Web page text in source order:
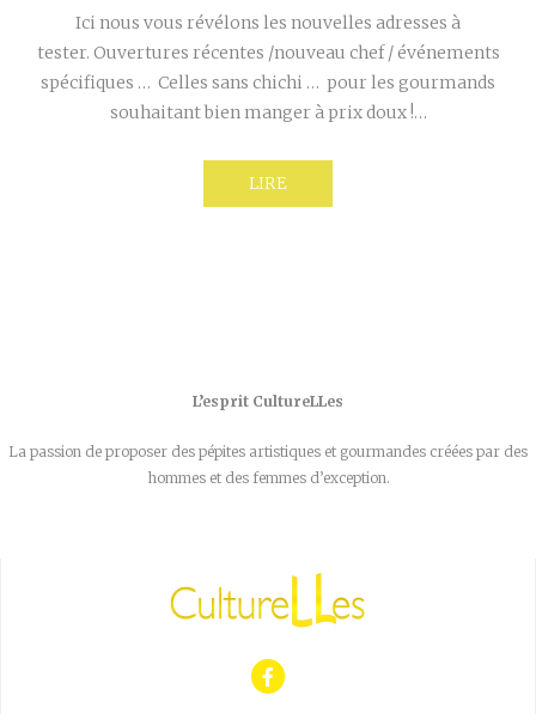
Ici nous vous révélons les nouvelles adresses à
tester. Ouvertures récentes /nouveau chef / événements
spécifiques … Celles sans chichi … pour les gourmands
souhaitant bien manger à prix doux !…
LIRE
L’esprit CultureLLes
La passion de proposer des pépites artistiques et gourmandes créées par des
hommes et des femmes d’exception.